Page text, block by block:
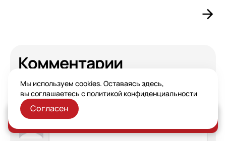
Комментарии
Заказать консультацию
Мы используем cookies. Оставаясь здесь,
вы соглашаетесь с политикой конфиденциальности
Согласен